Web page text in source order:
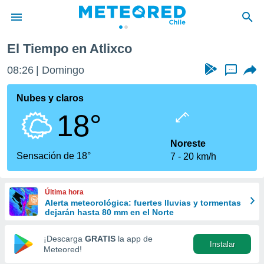
de
por
que se
calidad.
a este
las
y
forma
digital
basada
El Tiempo en Atlixco
08:26 Domingo ...
Nubes y claros
18°
Sensación de 18°
Noreste
7
20 km/h
Última hora
Alerta meteorológica: fuertes lluvias y tormentas
dejarán hasta 80 mm en el Norte
¡Descarga GRATIS la app de
Meteored!
Instalar